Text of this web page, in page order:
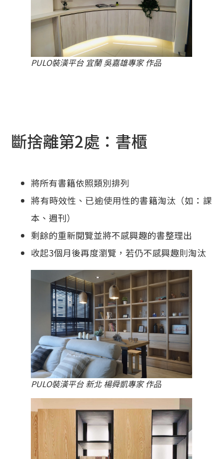
PULO裝潢平台 宜蘭 吳嘉雄專家 作品
斷捨離第2處：書櫃
將所有書籍依照類別排列
將有時效性、已逾使用性的書籍淘汰（如：課
本、週刊）
剩餘的重新閱覽並將不感興趣的書整理出
收起3個月後再度瀏覽，若仍不感興趣則淘汰
PULO裝潢平台 新北 楊舜凱專家 作品